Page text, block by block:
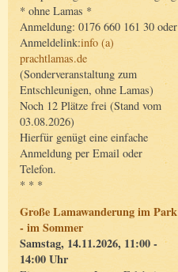
* ohne Lamas *
Anmeldung: 0176 660 161 30 oder
Anmeldelink:info (a)
prachtlamas.de
(Sonderveranstaltung zum
Entschleunigen, ohne Lamas)
Noch 12 Plätze frei (Stand vom
03.08.2026)
Hierfür genügt eine einfache
Anmeldung per Email oder
Telefon.
* * *
Große Lamawanderung im Park
- im Sommer
Samstag, 14.11.2026, 11:00 -
14:00 Uhr